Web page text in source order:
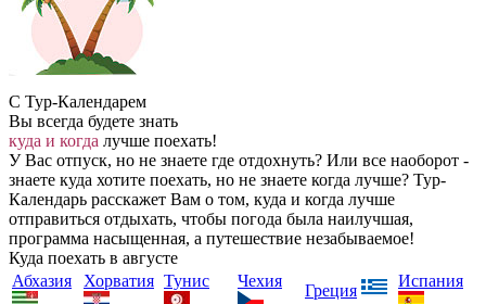
С Тур-Календарем
Вы всегда будете знать
куда и когда лучше поехать!
У Вас отпуск, но не знаете где отдохнуть? Или все наоборот -
знаете куда хотите поехать, но не знаете когда лучше? Тур-
Календарь расскажет Вам о том, куда и когда лучше
отправиться отдыхать, чтобы погода была наилучшая,
программа насыщенная, а путешествие незабываемое!
Куда поехать в августе
Абхазия
Хорватия Тунис Чехия
Греция
Испания